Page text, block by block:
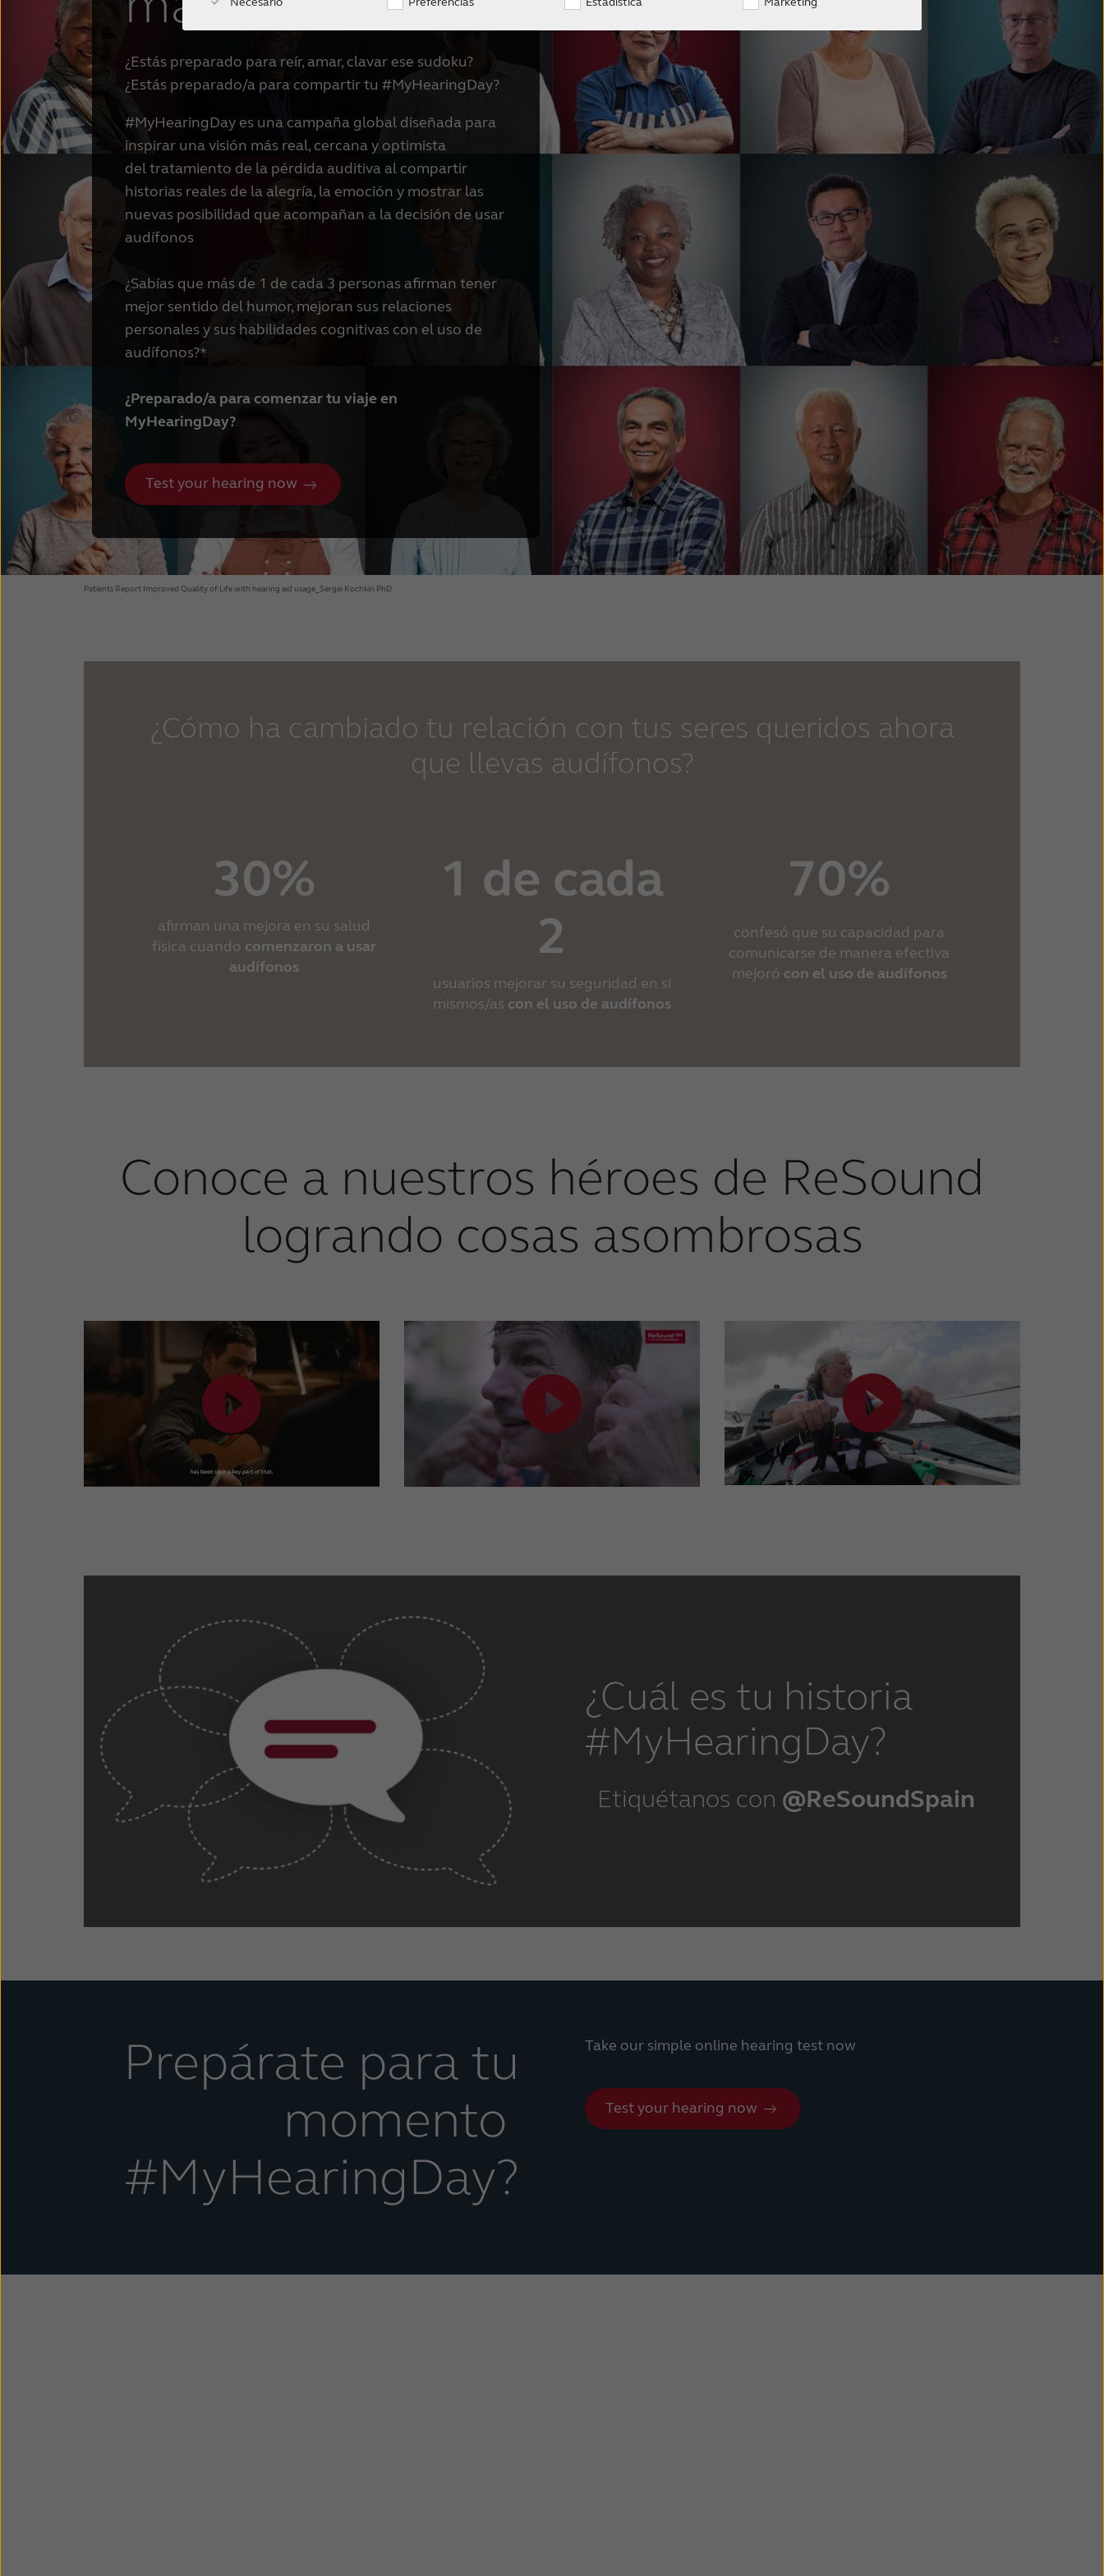
¿Estás preparado para reír, amar, clavar ese sudoku?
¿Estás preparado/a para compartir tu #MyHearingDay?
#MyHearingDay es una campaña global diseñada para
inspirar una visión más real, cercana y optimista
del tratamiento de la pérdida auditiva al compartir
historias reales de la alegría, la emoción y mostrar las
nuevas posibilidad que acompañan a la decisión de usar
audífonos
¿Sabías que más de 1 de cada 3 personas afirman tener
mejor sentido del humor, mejoran sus relaciones
personales y sus habilidades cognitivas con el uso de
audífonos?*
¿Preparado/a para comenzar tu viaje en
MyHearingDay?
Test your hearing now
Patients Report Improved Quality of Life with hearing aid usage_Sergei Kochkin PhD
¿Cómo ha cambiado tu relación con tus seres queridos ahora
que llevas audífonos?
30%
afirman una mejora en su salud
física cuando comenzaron a usar
audífonos
1 de cada
2
usuarios mejorar su seguridad en si
mismos/as con el uso de audífonos
70%
confesó que su capacidad para
comunicarse de manera efectiva
mejoró con el uso de audífonos
Conoce a nuestros héroes de ReSound
logrando cosas asombrosas
¿Cuál es tu historia
#MyHearingDay?
Etiquétanos con @ReSoundSpain
Prepárate para tu
momento
#MyHearingDay?
Take our simple online hearing test now
Test your hearing now